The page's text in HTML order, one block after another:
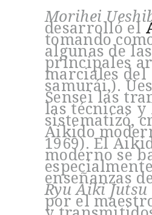
Morihei
desarrolló el
tomando
algunas de las
principales
marciales del
samurái,).
Sensei las
las técnicas y
sistematizó,
Aikido
1969). El
moderno se
enseñanzas
Ryu Aiki Jutsu
por el